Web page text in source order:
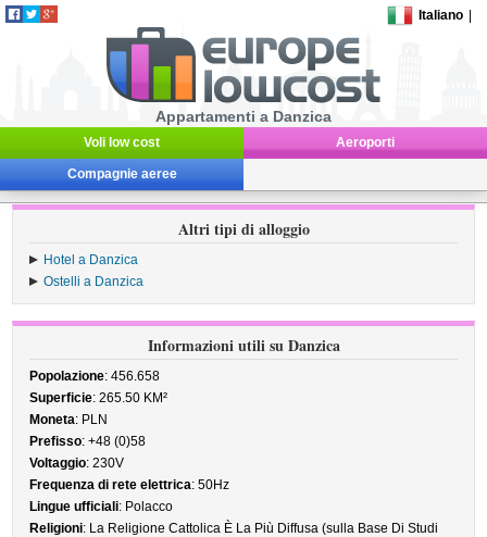
Italiano
Appartamenti a Danzica
Voli low cost Aeroporti
Compagnie aeree
Altri tipi di alloggio
Hotel a Danzica
Ostelli a Danzica
Informazioni utili su Danzica
Popolazione: 456.658
Superficie: 265.50 KM²
Moneta: PLN
Prefisso: +48 (0)58
Voltaggio: 230V
Frequenza di rete elettrica: 50Hz
Lingue ufficiali: Polacco
Religioni: La Religione Cattolica È La Più Diffusa (sulla Base Di Studi